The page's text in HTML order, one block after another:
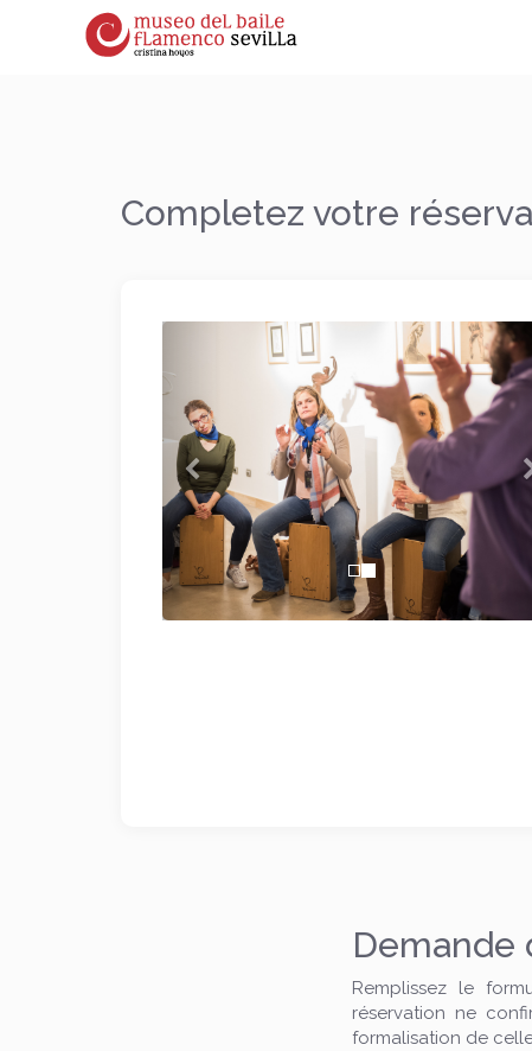
Completez votre
Précédent
Demande
Remplissez le
réservation ne
formalisation de